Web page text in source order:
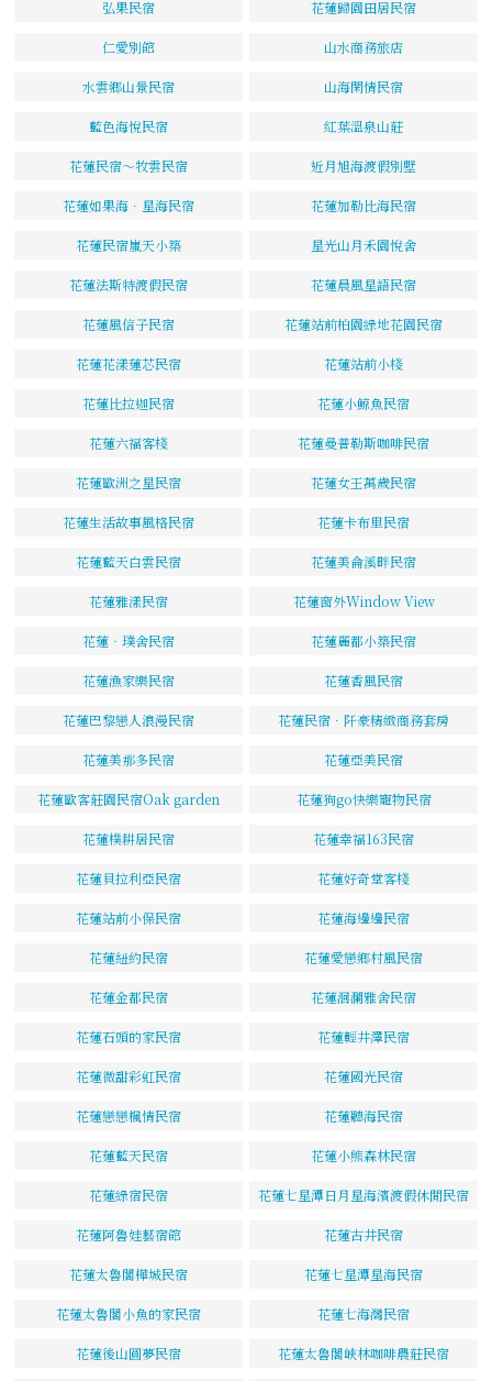
弘果民宿 花蓮歸園田居民宿
仁愛別館 山水商務旅店
水雲鄉山景民宿 山海閑情民宿
藍色海悅民宿 紅葉溫泉山莊
花蓮民宿～牧雲民宿 近月旭海渡假別墅
花蓮如果海．星海民宿 花蓮加勒比海民宿
花蓮民宿嵐天小築 星光山月禾園悅舍
花蓮法斯特渡假民宿 花蓮晨風星語民宿
花蓮風信子民宿 花蓮站前柏園綠地花園民宿
花蓮花漾蓮芯民宿 花蓮站前小棧
花蓮比拉迦民宿 花蓮小鯨魚民宿
花蓮六福客棧 花蓮曼普勒斯咖啡民宿
花蓮歐洲之星民宿 花蓮女王萬歲民宿
花蓮生活故事風格民宿 花蓮卡布里民宿
花蓮藍天白雲民宿 花蓮美侖溪畔民宿
花蓮雅漾民宿 花蓮窗外Window View
花蓮‧璞舍民宿 花蓮麗都小築民宿
花蓮漁家樂民宿 花蓮香風民宿
花蓮巴黎戀人浪漫民宿 花蓮民宿．阡豪精緻商務套房
花蓮美那多民宿 花蓮亞美民宿
花蓮歐客莊園民宿Oak garden 花蓮狗go快樂寵物民宿
花蓮樸耕居民宿 花蓮幸福163民宿
花蓮貝拉利亞民宿 花蓮好奇堂客棧
花蓮站前小保民宿 花蓮海邊邊民宿
花蓮紐約民宿 花蓮愛戀鄉村風民宿
花蓮金都民宿 花蓮洄瀾雅舍民宿
花蓮石頭的家民宿 花蓮輕井澤民宿
花蓮微甜彩虹民宿 花蓮國光民宿
花蓮戀戀楓情民宿 花蓮聽海民宿
花蓮藍天民宿 花蓮小熊森林民宿
花蓮綠宿民宿 花蓮七星潭日月星海濱渡假休閒民宿
花蓮阿魯娃藝宿館 花蓮古井民宿
花蓮太魯閣樺城民宿 花蓮七星潭星海民宿
花蓮太魯閣小魚的家民宿 花蓮七海灣民宿
花蓮後山圓夢民宿 花蓮太魯閣峽林咖啡農莊民宿